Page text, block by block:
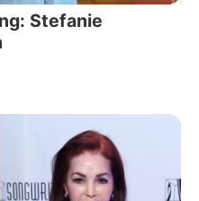
Stefanie